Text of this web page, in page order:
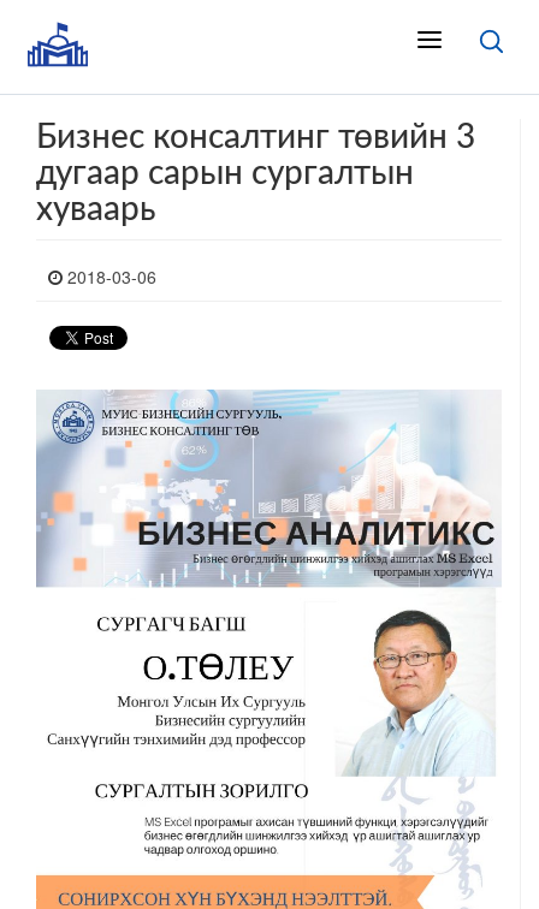
Бизнес консалтинг төвийн 3
дугаар сарын сургалтын
хуваарь
2018-03-06